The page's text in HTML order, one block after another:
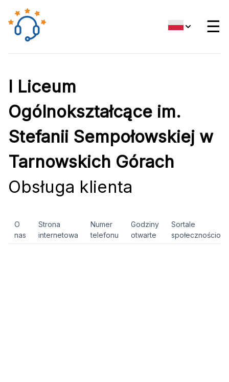
☰
I Liceum
Ogólnokształcące im.
Stefanii Sempołowskiej w
Tarnowskich Górach
Obsługa klienta
O
nas
Strona
internetowa
Numer
telefonu
Godziny
otwarte
Sortale